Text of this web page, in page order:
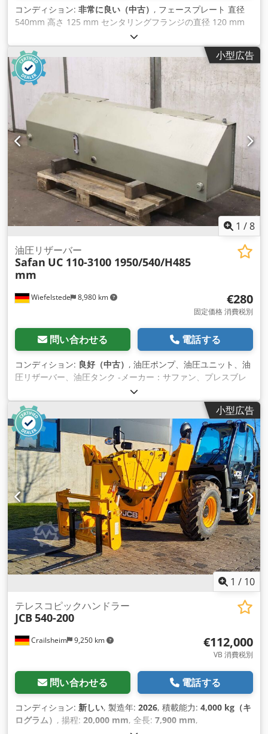
コンディション: 非常に良い（中古） , フェースプレート 直径
540mm 高さ 125 mm センタリングフランジの直径 120 mm
ネジピッチ6mm スレッドM 120 x 6 Dcodsfm Tqdjpfx Accsk
重量 115kg
小型広告
1 /8
Wiefelstede 8,980 km
油圧リザーバー
Safan UC 110-3100 1950/540/H485
mm
€280
固定価格 消費税別
問い合わせる 電話する
コンディション: 良好（中古） , 油圧ポンプ、油圧ユニット、油
圧リザーバー、油圧タンク -メーカー：サファン、プレスブレ
ーキ用油圧リザーバー タイプUC 110-3100 Dedpfergtd Ujx
Acceck -レベルインジケータ：サイトグラス -総寸法：
1950/540/H485 mm -重量：69 kg
小型広告
1 / 10
Crailsheim 9,250 km
テレスコピックハンドラー
JCB 540-200
€112,000
VB 消費税別
問い合わせる 電話する
コンディション: 新しい, 製造年: 2026, 積載能力: 4,000 kg（キ
ログラム） , 揚程: 20,000 mm, 全長: 7,900 mm,